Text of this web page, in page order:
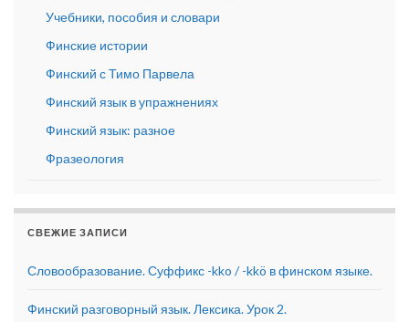
Учебники, пособия и словари
Финские истории
Финский с Тимо Парвела
Финский язык в упражнениях
Финский язык: разное
Фразеология
СВЕЖИЕ ЗАПИСИ
Словообразование. Суффикс -kko / -kkö в финском языке.
Финский разговорный язык. Лексика. Урок 2.